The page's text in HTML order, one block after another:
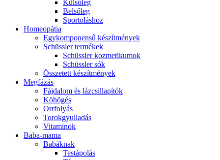
Külsőleg
Belsőleg
Sportoláshoz
Homeopátia
Egykomponensű készítmények
Schüssler termékek
Schüssler kozmetikumok
Schüssler sók
Összetett készítmények
Megfázás
Fájdalom és lázcsillapítók
Köhögés
Orrfolyás
Torokgyulladás
Vitaminok
Baba-mama
Babáknak
Testápolás